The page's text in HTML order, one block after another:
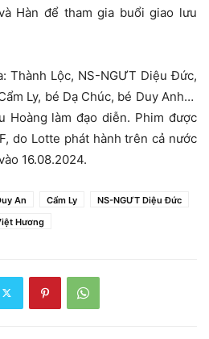
Hàn để tham gia buổi giao lưu
Thành Lộc, NS-NGƯT Diệu Đức,
Ly, bé Dạ Chúc, bé Duy Anh…
Hoàng làm đạo diễn. Phim được
do Lotte phát hành trên cả nước
16.08.2024.
An Cẩm Ly
NS-NGƯT Diệu Đức
Hương